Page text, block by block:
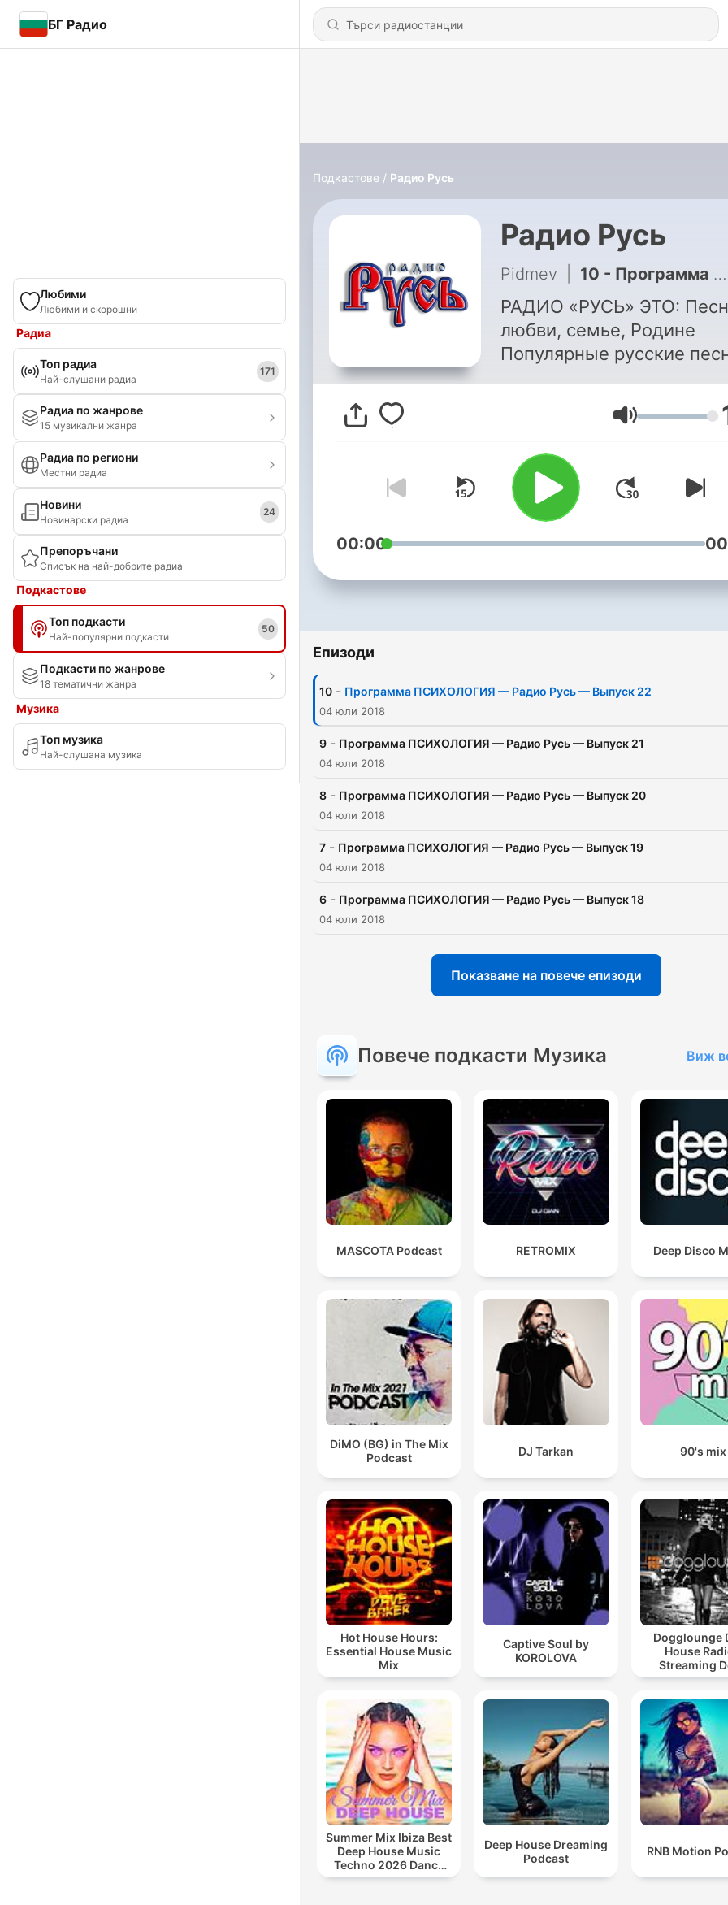
БГ Радио
Любими
Любими и скорошни
Радиа
Топ радиа
Най-слушани радиа
171
Радиа по жанрове
15 музикални жанра
Радиа по региони
Местни радиа
Новини
Новинарски радиа
24
Препоръчани
Списък на най-добрите радиа
Подкастове
Топ подкасти
Най-популярни подкасти
50
Подкасти по жанрове
18 тематични жанра
Музика
Топ музика
Най-слушана музика
Подкастове Радио Русь
Радио Русь
Pidmev 10 - Программа ПСИХОЛОГИЯ — Радио Русь — Выпуск 22
РАДИО «РУСЬ» ЭТО:
любви, семье, Родине
Популярные русские
Качественный
шансон НовинкиСила на звука
00:00
Епизоди
10 - Программа ПСИХОЛОГИЯ — Радио Русь — Выпуск 22
04 юли 2018
9 - Программа ПСИХОЛОГИЯ — Радио Русь — Выпуск 21
04 юли 2018
8 - Программа ПСИХОЛОГИЯ — Радио Русь — Выпуск 20
04 юли 2018
7 - Программа ПСИХОЛОГИЯ — Радио Русь — Выпуск 19
04 юли 2018
6 - Программа ПСИХОЛОГИЯ — Радио Русь — Выпуск 18
04 юли 2018
Показване на повече епизоди
Повече подкасти Музика Виж
MASCOTA Podcast RETROMIX Deep Disco
DiMO (BG) in The Mix
Podcast
DJ Tarkan 90's mix
Hot House Hours:
Essential House Music
Mix
Captive Soul by
KOROLOVA
Dogglounge
House
Streaming
House
Summer Mix Ibiza Best
Deep House Music
Techno 2026 Dance
Chill Out Lounge
Deep House Dreaming
Podcast
RNB Motion